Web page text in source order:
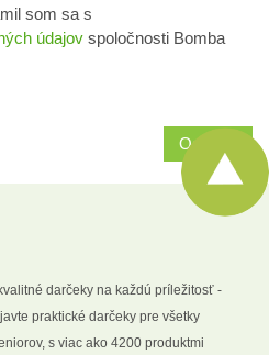
som sa s
údajov spoločnosti Bomba
Odoslať
darčeky na každú príležitosť -
praktické darčeky pre všetky
s viac ako 4200 produktmi